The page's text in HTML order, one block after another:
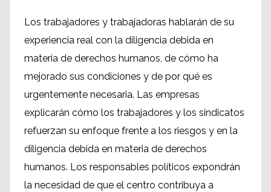
Los trabajadores y trabajadoras hablarán de su
experiencia real con la diligencia debida en
materia de derechos humanos, de cómo ha
mejorado sus condiciones y de por qué es
urgentemente necesaria. Las empresas
explicarán cómo los trabajadores y los sindicatos
refuerzan su enfoque frente a los riesgos y en la
diligencia debida en materia de derechos
humanos. Los responsables políticos expondrán
la necesidad de que el centro contribuya a